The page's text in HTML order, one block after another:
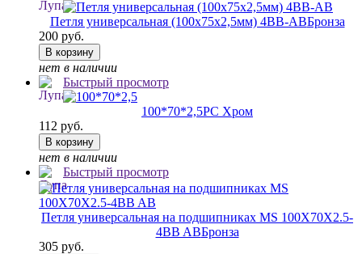
Петля универсальная (100х75х2,5мм) 4BB-ABБронза
200 руб.
В корзину
нет в наличии
Быстрый просмотр
100*70*2,5PC Хром
112 руб.
В корзину
нет в наличии
Быстрый просмотр
Петля универсальная на подшипниках MS 100X70X2.5-
4BB ABБронза
305 руб.